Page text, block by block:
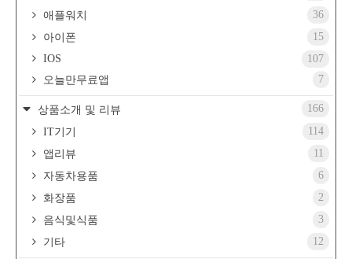
애플워치
36
아이폰
15
IOS
107
오늘만무료앱
7
상품소개 및 리뷰
166
IT기기
114
앱리뷰
11
자동차용품
6
화장품
2
음식및식품
3
기타
12